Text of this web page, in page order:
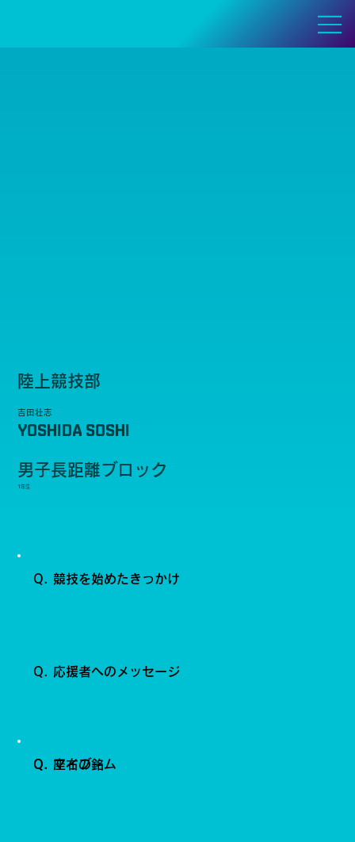
陸上競技部
吉田壮志
YOSHIDA SOSHI
男子長距離ブロック
1年生
Q. 競技を始めたきっかけ
Q. 座右の銘
Q. マイブーム
Q. 応援者へのメッセージ